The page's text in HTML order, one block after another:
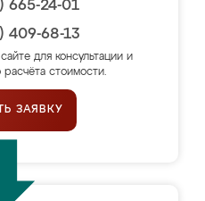
665-24-01
409-68-13
для консультации и
расчёта стоимости.
ЗАЯВКУ